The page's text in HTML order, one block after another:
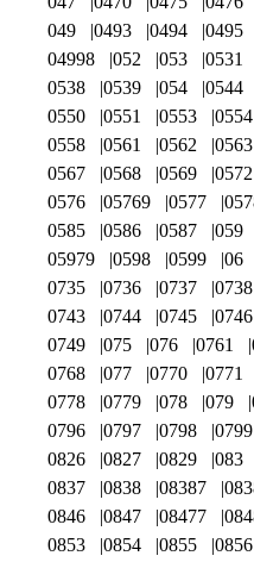
049
0493 0494 0495
04998
052 053 0531
0538
0539 054 0544
0550
0551 0553 0554
0558
0561 0562 0563
0567
0568 0569 0572
0576
05769 0577
0585
0586 0587 059
05979
0598 0599 06
0735
0736 0737 0738
0743
0744 0745 0746
0749
075 076 0761
0768
077 0770 0771
0778
0779 078 079
0796
0797 0798 0799
0826
0827 0829 083
0837
0838 08387
0846
0847 08477
0853
0854 0855 0856